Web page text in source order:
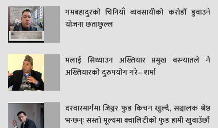
गमबहादुरकाे चिनियाँ व्यवसायीको करोडौँ डुवाउने
याेजना छताछुल्ल
मलाई सिध्याउन अख्तियार प्रमुख बस्न्यातले नै
अख्तियारको दुरुपयोग गरे– शर्मा
दरवारमार्गमा जिञ्जर फुड किचन खुल्दै, सञ्चालक श्रेष्ठ
भन्छन्ः सस्तो मूल्यमा क्वालिटीको फुड हामी खुवाउँछौं